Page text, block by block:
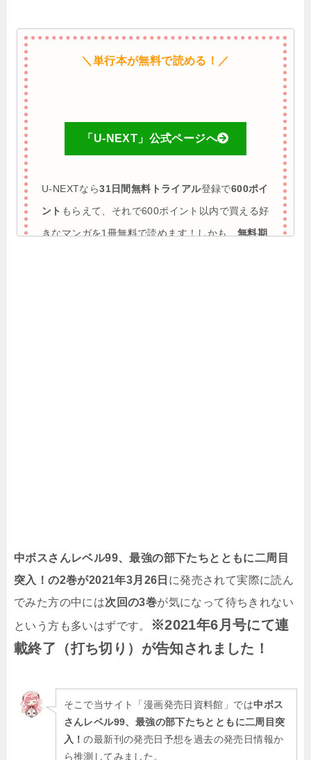
＼単行本が無料で読める！／
「U-NEXT」公式ページへ
U-NEXTなら31日間無料トライアル登録で600ポイ
ント もらえて、それで600ポイント以内で買える好
きなマンガを1冊無料で読めます！しかも、無料期
中ボスさんレベル99、最強の部下たちとともに二周目
突入！の2巻が2021年3月26日 に発売されて実際に読ん
でみた方の中には次回の3巻が気になって待ちきれない
という方も多いはずです。
※2021年6月号にて連
載終了（打ち切り）が告知されました！
そこで当サイト「漫画発売日資料館」では中ボス
さんレベル99、最強の部下たちとともに二周目突
入！の最新刊の発売日予想を過去の発売日情報か
ら推測してみました。